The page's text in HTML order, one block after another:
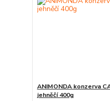
ANIMONDA konzerva
jehněčí 400g